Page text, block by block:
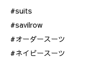
#suits
#savilrow
#オーダースーツ
#ネイビースーツ